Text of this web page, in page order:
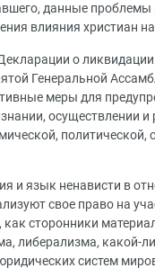
данные проблемы
влияния христиан
о
Генеральной
меры для
осуществлении и
политической,
и язык ненависти в
свое право на
сторонники
либерализма, какой-
систем